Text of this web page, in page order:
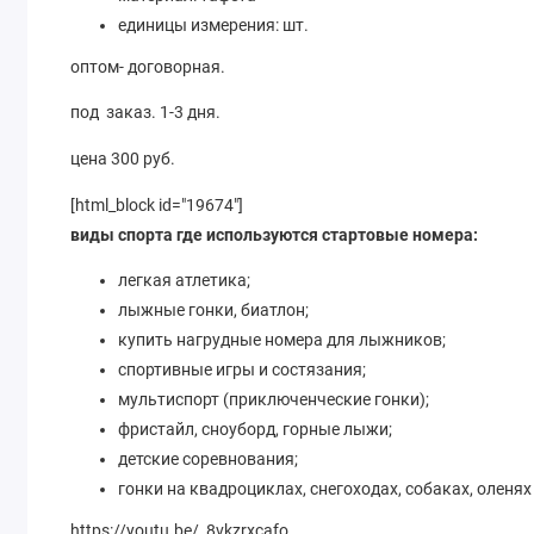
единицы измерения: шт.
оптом- договорная.
под заказ. 1-3 дня.
цена 300 руб.
[html_block id="19674"]
виды спорта где используются стартовые номера:
легкая атлетика;
лыжные гонки, биатлон;
купить нагрудные номера для лыжников;
спортивные игры и состязания;
мультиспорт (приключенческие гонки);
фристайл, сноуборд, горные лыжи;
детские соревнования;
гонки на квадроциклах, снегоходах, собаках,